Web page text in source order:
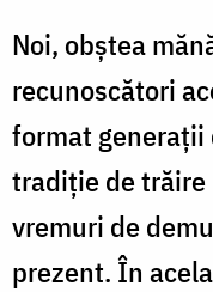
Noi, obștea
recunoscători
format generații
tradiție de trăire
vremuri de
prezent. În